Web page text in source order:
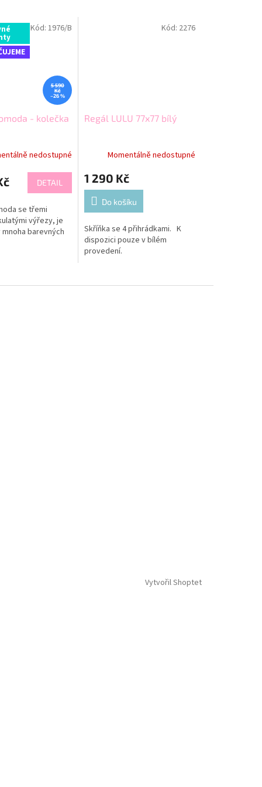
5 590
Kč
–26 %
- kolečka
nedostupné
DETAIL
se třemi
výřezy, je
barevných
Kód:1976/B
Regál LULU 77x77 bílý
Momentálně nedostupné
1 290 Kč
Do košíku
Skříňka se 4 přihrádkami. K
dispozici pouze v bílém
provedení.
Kód: 2276
Vytvořil Shoptet